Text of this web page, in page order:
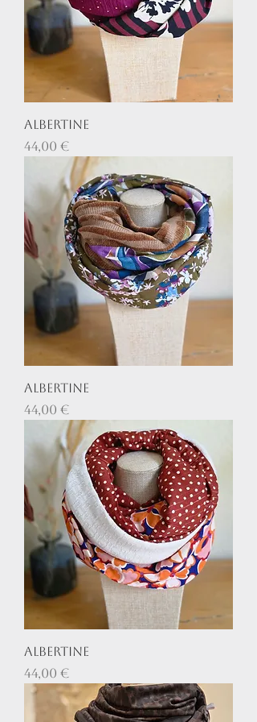
Albertine
Prix
44,00 €
Albertine
Prix
44,00 €
Albertine
Prix
44,00 €